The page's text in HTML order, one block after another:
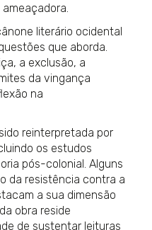
literário ocidental
que aborda.
a exclusão, a
da vingança
na
reinterpretada por
os estudos
pós-colonial. Alguns
da resistência contra a
a sua dimensão
obra reside
de sustentar leituras